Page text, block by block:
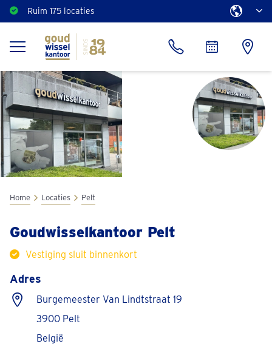
Ruim 175 locaties
Home Locaties Pelt
Goudwisselkantoor Pelt
Vestiging sluit binnenkort
Adres
Burgemeester Van Lindtstraat 19
3900 Pelt
België